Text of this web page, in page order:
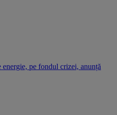
pe fondul crizei, anunță